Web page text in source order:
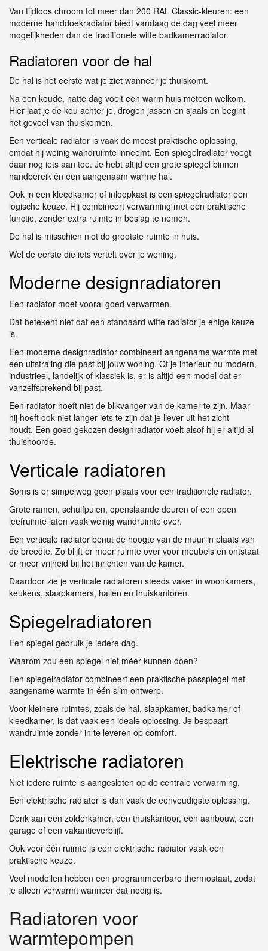
Van tijdloos chroom tot meer dan 200 RAL Classic-kleuren: een
moderne handdoekradiator biedt vandaag de dag veel meer
mogelijkheden dan de traditionele witte badkamerradiator.
Radiatoren voor de hal
De hal is het eerste wat je ziet wanneer je thuiskomt.
Na een koude, natte dag voelt een warm huis meteen welkom.
Hier laat je de kou achter je, drogen jassen en sjaals en begint
het gevoel van thuiskomen.
Een verticale radiator is vaak de meest praktische oplossing,
omdat hij weinig wandruimte inneemt. Een spiegelradiator voegt
daar nog iets aan toe. Je hebt altijd een grote spiegel binnen
handbereik én een aangenaam warme hal.
Ook in een kleedkamer of inloopkast is een spiegelradiator een
logische keuze. Hij combineert verwarming met een praktische
functie, zonder extra ruimte in beslag te nemen.
De hal is misschien niet de grootste ruimte in huis.
Wel de eerste die iets vertelt over je woning.
Moderne designradiatoren
Een radiator moet vooral goed verwarmen.
Dat betekent niet dat een standaard witte radiator je enige keuze
is.
Een moderne designradiator combineert aangename warmte met
een uitstraling die past bij jouw woning. Of je interieur nu modern,
industrieel, landelijk of klassiek is, er is altijd een model dat er
vanzelfsprekend bij past.
Een radiator hoeft niet de blikvanger van de kamer te zijn. Maar
hij hoeft ook niet langer iets te zijn dat je liever uit het zicht
houdt. Een goed gekozen designradiator voelt alsof hij er altijd al
thuishoorde.
Verticale radiatoren
Soms is er simpelweg geen plaats voor een traditionele radiator.
Grote ramen, schuifpuien, openslaande deuren of een open
leefruimte laten vaak weinig wandruimte over.
Een verticale radiator benut de hoogte van de muur in plaats van
de breedte. Zo blijft er meer ruimte over voor meubels en ontstaat
er meer vrijheid bij het inrichten van de kamer.
Daardoor zie je verticale radiatoren steeds vaker in woonkamers,
keukens, slaapkamers, hallen en thuiskantoren.
Spiegelradiatoren
Een spiegel gebruik je iedere dag.
Waarom zou een spiegel niet méér kunnen doen?
Een spiegelradiator combineert een praktische passpiegel met
aangename warmte in één slim ontwerp.
Voor kleinere ruimtes, zoals de hal, slaapkamer, badkamer of
kleedkamer, is dat vaak een ideale oplossing. Je bespaart
wandruimte zonder in te leveren op comfort.
Elektrische radiatoren
Niet iedere ruimte is aangesloten op de centrale verwarming.
Een elektrische radiator is dan vaak de eenvoudigste oplossing.
Denk aan een zolderkamer, een thuiskantoor, een aanbouw, een
garage of een vakantieverblijf.
Ook voor één ruimte is een elektrische radiator vaak een
praktische keuze.
Veel modellen hebben een programmeerbare thermostaat, zodat
je alleen verwarmt wanneer dat nodig is.
Radiatoren voor
warmtepompen